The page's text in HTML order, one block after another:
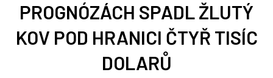
PROGNÓZÁCH SPADL ŽLUTÝ
KOV POD HRANICI ČTYŘ TISÍC
DOLARŮ